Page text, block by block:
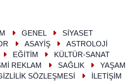
GENEL
SİYASET
ASAYİŞ
ASTROLOJİ
EĞİTİM
KÜLTÜR-SANAT
REKLAM SAĞLIK
YAŞAM
SÖZLEŞMESİ
İLETİŞİM